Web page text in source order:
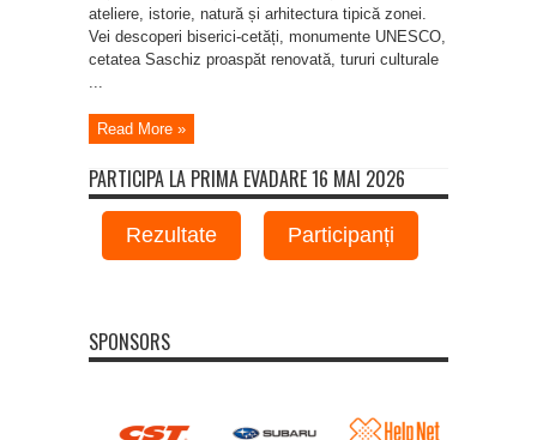
ateliere, istorie, natură și arhitectura tipică zonei.
Vei descoperi biserici-cetăți, monumente UNESCO,
cetatea Saschiz proaspăt renovată, tururi culturale
Read More »
PARTICIPA LA PRIMA EVADARE 16 MAI 2026
Rezultate Participanți
SPONSORS